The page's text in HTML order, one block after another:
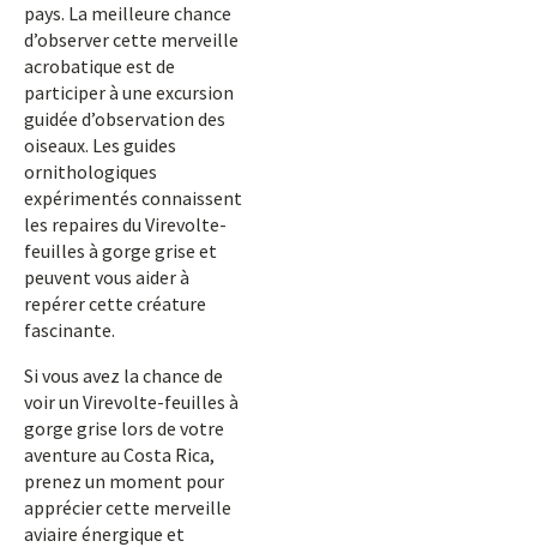
pays. La meilleure chance
d’observer cette merveille
acrobatique est de
participer à une excursion
guidée d’observation des
oiseaux. Les guides
ornithologiques
expérimentés connaissent
les repaires du Virevolte-
feuilles à gorge grise et
peuvent vous aider à
repérer cette créature
fascinante.
Si vous avez la chance de
voir un Virevolte-feuilles à
gorge grise lors de votre
aventure au Costa Rica,
prenez un moment pour
apprécier cette merveille
aviaire énergique et